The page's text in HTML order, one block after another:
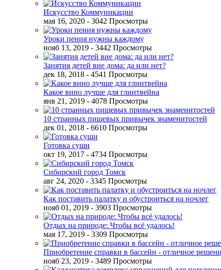
Искусство Коммуникации
мая 16, 2020 - 3042 Просмотры
Уроки пения нужны каждому
нояб 13, 2019 - 3442 Просмотры
Занятия детей вне дома: да или нет?
дек 18, 2018 - 4541 Просмотры
Какое вино лучше для глинтвейна
янв 21, 2019 - 4078 Просмотры
10 странных пищевых привычек знаменитостей
дек 01, 2018 - 6610 Просмотры
Готовка суши
окт 19, 2017 - 4734 Просмотры
Сибирский город Томск
авг 24, 2020 - 3345 Просмотры
Как поставить палатку и обустроиться на ночлег
нояб 01, 2019 - 3903 Просмотры
Отдых на природе: Чтобы всё удалось!
мая 17, 2019 - 3309 Просмотры
Приобретение справки в бассейн - отличное
нояб 23, 2019 - 3489 Просмотры